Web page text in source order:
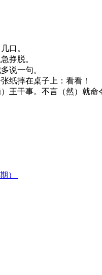
口。
挣脱。
说一句。
摔在桌子上：看看！
干事。不言（然）就命
）